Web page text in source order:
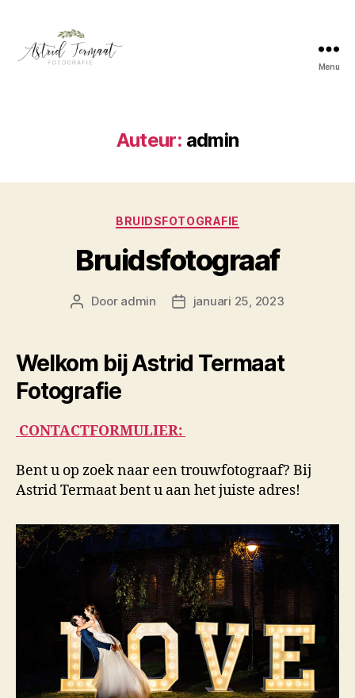
Menu
Auteur: admin
Categorieën
BRUIDSFOTOGRAFIE
Bruidsfotograaf
Berichtauteur
Door admin Berichtdatum
januari 25, 2023
Welkom bij Astrid Termaat
Fotografie
CONTACTFORMULIER:
Bent u op zoek naar een trouwfotograaf? Bij
Astrid Termaat bent u aan het juiste adres!